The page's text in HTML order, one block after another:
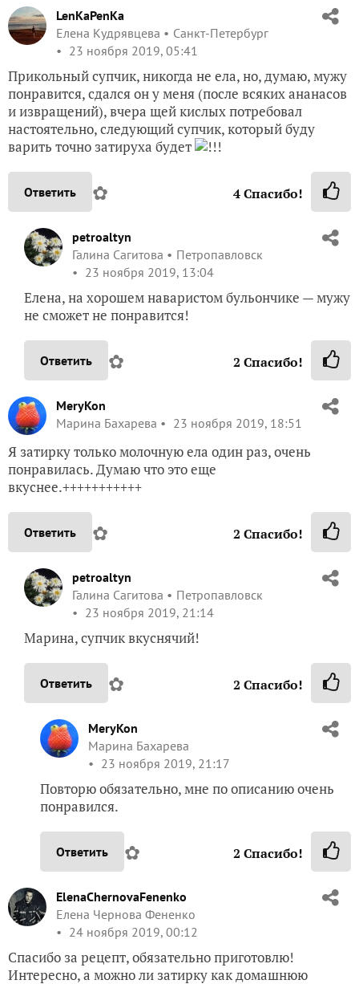
LenKaPenKa
Елена Кудрявцева
Санкт-Петербург
23 ноября 2019, 05:41
Прикольный супчик, никогда не ела, но, думаю, мужу
понравится, сдался он у меня (после всяких ананасов
и извращений), вчера щей кислых потребовал
настоятельно, следующий супчик, который буду
варить точно затируха будет
!!!
Ответить ✿ 4Спасибо!
petroaltyn
Галина Сагитова
Петропавловск
23 ноября 2019, 13:04
Елена, на хорошем наваристом бульончике — мужу
не сможет не понравится!
Ответить ✿ 2 Спасибо!
MeryKon
Марина Бахарева
23 ноября 2019, 18:51
Я затирку только молочную ела один раз, очень
понравилась. Думаю что это еще
вкуснее.+++++++++++
Ответить ✿ 2 Спасибо!
petroaltyn
Галина Сагитова
Петропавловск
23 ноября 2019, 21:14
Марина, супчик вкуснячий!
Ответить ✿ 2 Спасибо!
MeryKon
Марина Бахарева
23 ноября 2019, 21:17
Повторю обязательно, мне по описанию очень
понравился.
Ответить ✿ 2 Спасибо!
ElenaChernovaFenenko
Елена Чернова Фененко
24 ноября 2019, 00:12
Спасибо за рецепт, обязательно приготовлю!
Интересно, а можно ли затирку как домашнюю